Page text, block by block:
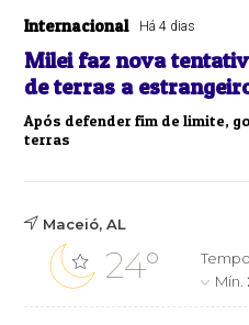
Internacional Há 4 dias
Milei faz nova
de terras a
Após defender fim de limite,
terras
Maceió, AL
24°
Mín.